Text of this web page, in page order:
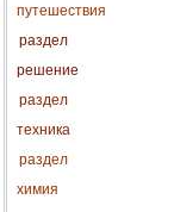
путешествия
раздел
решение
раздел
техника
раздел
химия